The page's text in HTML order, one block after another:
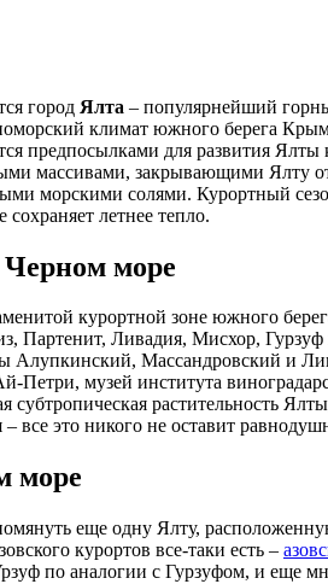
город Ялта – популярнейший
климат южного берега
предпосылками для развития
массивами, закрывающими Ялту
морскими солями. Курортный
летнее тепло.
море
курортной зоне южного
Партенит, Ливадия, Мисхор,
Массандровский и
Петри, музей института
субтропическая растительность
все это никого не оставит
море
еще одну Ялту,
курортов все-таки есть –
по аналогии с Гурзуфом, и еще